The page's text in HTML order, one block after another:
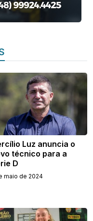
Luz anuncia o
técnico para a
D
maio de 2024